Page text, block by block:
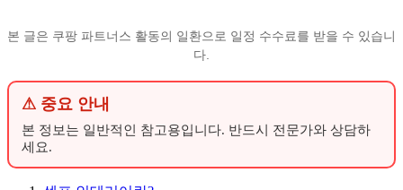
본 글은 쿠팡 파트너스 활동의 일환으로 일정 수수료를 받을 수 있습니
다.
⚠ 중요 안내
본 정보는 일반적인 참고용입니다. 반드시 전문가와 상담하
세요.